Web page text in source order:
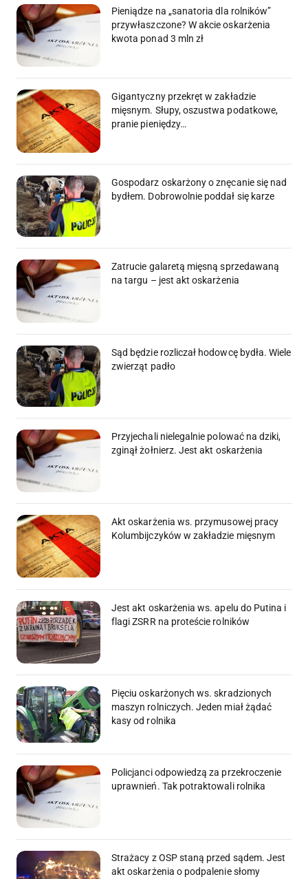
Pieniądze na „sanatoria dla rolników”
przywłaszczone? W akcie oskarżenia
kwota ponad 3 mln zł
Gigantyczny przekręt w zakładzie
mięsnym. Słupy, oszustwa podatkowe,
pranie pieniędzy…
Gospodarz oskarżony o znęcanie się nad
bydłem. Dobrowolnie poddał się karze
Zatrucie galaretą mięsną sprzedawaną
na targu – jest akt oskarżenia
Sąd będzie rozliczał hodowcę bydła. Wiele
zwierząt padło
Przyjechali nielegalnie polować na dziki,
zginął żołnierz. Jest akt oskarżenia
Akt oskarżenia ws. przymusowej pracy
Kolumbijczyków w zakładzie mięsnym
Jest akt oskarżenia ws. apelu do Putina i
flagi ZSRR na proteście rolników
Pięciu oskarżonych ws. skradzionych
maszyn rolniczych. Jeden miał żądać
kasy od rolnika
Policjanci odpowiedzą za przekroczenie
uprawnień. Tak potraktowali rolnika
Strażacy z OSP staną przed sądem. Jest
akt oskarżenia o podpalenie słomy